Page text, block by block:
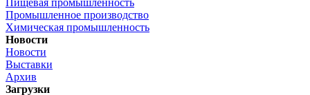
Пищевая промышленность
Промышленное производство
Химическая промышленность
Новости
Новости
Выставки
Архив
Загрузки